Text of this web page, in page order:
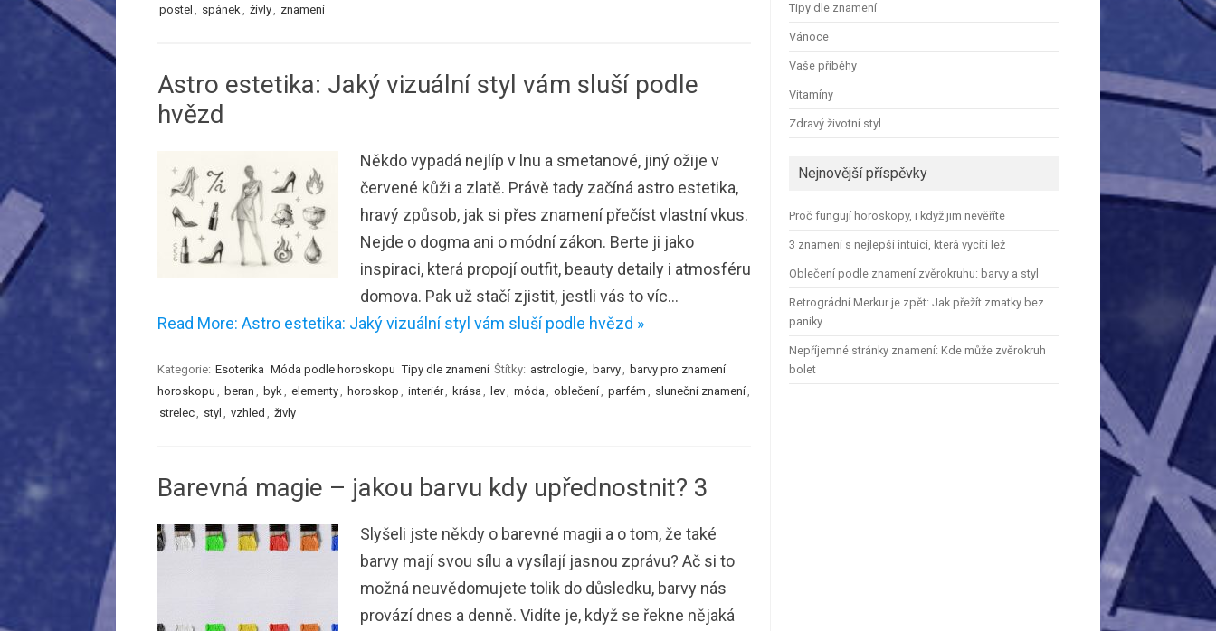
postel , spánek, živly, znamení
Astro estetika: Jaký vizuální styl vám sluší podle
hvězd
Někdo vypadá nejlíp v lnu a smetanové, jiný ožije v
červené kůži a zlatě. Právě tady začíná astro estetika,
hravý způsob, jak si přes znamení přečíst vlastní vkus.
Nejde o dogma ani o módní zákon. Berte ji jako
inspiraci, která propojí outfit, beauty detaily i atmosféru
domova. Pak už stačí zjistit, jestli vás to víc…
Read More: Astro estetika: Jaký vizuální styl vám sluší podle hvězd »
Kategorie: Esoterika Móda podle horoskopu Tipy dle znamení Štítky: astrologie, barvy, barvy pro znamení
horoskopu , beran , byk, elementy, horoskop , interiér, krása , lev, móda , oblečení, parfém , sluneční znamení,
strelec, styl , vzhled , živly
Barevná magie – jakou barvu kdy upřednostnit? 3
Slyšeli jste někdy o barevné magii a o tom, že také
barvy mají svou sílu a vysílají jasnou zprávu? Ač si to
možná neuvědomujete tolik do důsledku, barvy nás
provází dnes a denně. Vidíte je, když se řekne nějaká
Tipy dle znamení
Vánoce
Vaše příběhy
Vitamíny
Zdravý životní styl
Nejnovější příspěvky
Proč fungují horoskopy, i když jim nevěříte
3 znamení s nejlepší intuicí, která vycítí lež
Oblečení podle znamení zvěrokruhu: barvy a styl
Retrográdní Merkur je zpět: Jak přežít zmatky bez
paniky
Nepříjemné stránky znamení: Kde může zvěrokruh
bolet